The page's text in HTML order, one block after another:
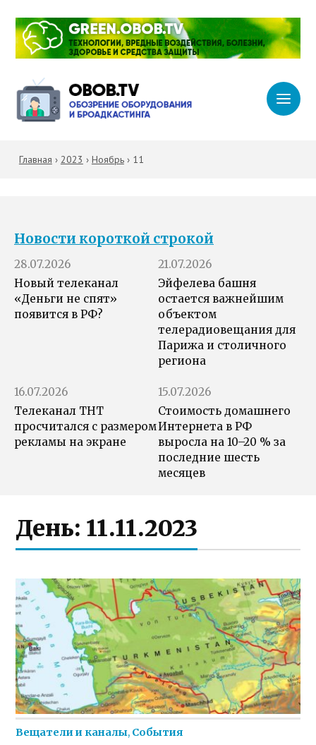
Главная › 2023 › Ноябрь› 11
Новости короткой строкой
28.07.2026
Новый телеканал
«Деньги не спят»
появится в РФ?
21.07.2026
Эйфелева башня
остается важнейшим
объектом
телерадиовещания для
Парижа и столичного
региона
16.07.2026
Телеканал ТНТ
просчитался с размером
рекламы на экране
15.07.2026
Стоимость домашнего
Интернета в РФ
выросла на 10–20 % за
последние шесть
месяцев
День: 11.11.2023
Вещатели и каналы, События